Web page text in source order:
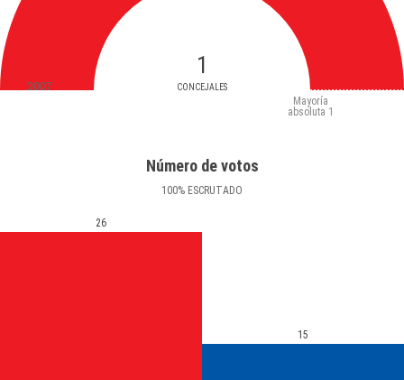
1
CONCEJALES
Mayoría
absoluta 1
2007
Número de votos
100% ESCRUTADO
26
15